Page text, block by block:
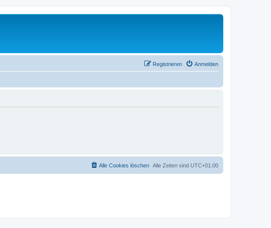
Anmelden
Registrieren
Alle Zeiten sind UTC+01:00
Alle Cookies löschen